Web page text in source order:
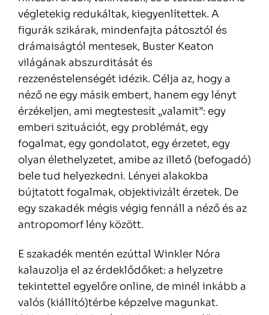
végletekig redukáltak, kiegyenlítettek. A
figurák szikárak, mindenfajta pátosztól és
drámaiságtól mentesek, Buster Keaton
világának abszurditását és
rezzenéstelenségét idézik. Célja az, hogy a
néző ne egy másik embert, hanem egy lényt
érzékeljen, ami megtestesít „valamit”: egy
emberi szituációt, egy problémát, egy
fogalmat, egy gondolatot, egy érzetet, egy
olyan élethelyzetet, amibe az illető (befogadó)
bele tud helyezkedni. Lényei alakokba
bújtatott fogalmak, objektivizált érzetek. De
egy szakadék mégis végig fennáll a néző és az
antropomorf lény között.
E szakadék mentén ezúttal Winkler Nóra
kalauzolja el az érdeklődőket: a helyzetre
tekintettel egyelőre online, de minél inkább a
valós (kiállító)térbe képzelve magunkat.